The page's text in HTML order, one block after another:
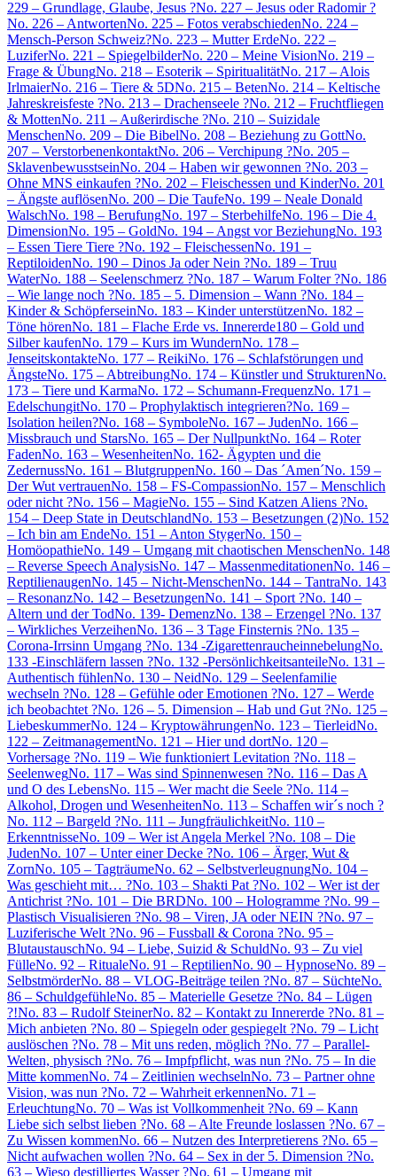
229 – Grundlage, Glaube, Jesus ?No. 227 – Jesus oder Radomir ?
No. 226 – AntwortenNo. 225 – Fotos verabschiedenNo. 224 –
Mensch-Person Schweiz?No. 223 – Mutter ErdeNo. 222 –
LuziferNo. 221 – SpiegelbilderNo. 220 – Meine VisionNo. 219 –
Frage & ÜbungNo. 218 – Esoterik – SpiritualitätNo. 217 – Alois
IrlmaierNo. 216 – Tiere & 5DNo. 215 – BetenNo. 214 – Keltische
Jahreskreisfeste ?No. 213 – Drachenseele ?No. 212 – Fruchtfliegen
& MottenNo. 211 – Außerirdische ?No. 210 – Suizidale
MenschenNo. 209 – Die BibelNo. 208 – Beziehung zu GottNo.
207 – VerstorbenenkontaktNo. 206 – Verchipung ?No. 205 –
SklavenbewusstseinNo. 204 – Haben wir gewonnen ?No. 203 –
Ohne MNS einkaufen ?No. 202 – Fleischessen und KinderNo. 201
– Ängste auflösenNo. 200 – Die TaufeNo. 199 – Neale Donald
WalschNo. 198 – BerufungNo. 197 – SterbehilfeNo. 196 – Die 4.
DimensionNo. 195 – GoldNo. 194 – Angst vor BeziehungNo. 193
– Essen Tiere Tiere ?No. 192 – FleischessenNo. 191 –
ReptiloidenNo. 190 – Dinos Ja oder Nein ?No. 189 – Truu
WaterNo. 188 – Seelenschmerz ?No. 187 – Warum Folter ?No. 186
– Wie lange noch ?No. 185 – 5. Dimension – Wann ?No. 184 –
Kinder & SchöpferseinNo. 183 – Kinder unterstützenNo. 182 –
Töne hörenNo. 181 – Flache Erde vs. Innererde180 – Gold und
Silber kaufenNo. 179 – Kurs im WundernNo. 178 –
JenseitskontakteNo. 177 – ReikiNo. 176 – Schlafstörungen und
ÄngsteNo. 175 – AbtreibungNo. 174 – Künstler und StrukturenNo.
173 – Tiere und KarmaNo. 172 – Schumann-FrequenzNo. 171 –
EdelschungitNo. 170 – Prophylaktisch integrieren?No. 169 –
Isolation heilen?No. 168 – SymboleNo. 167 – JudenNo. 166 –
Missbrauch und StarsNo. 165 – Der NullpunktNo. 164 – Roter
FadenNo. 163 – WesenheitenNo. 162- Ägypten und die
ZedernussNo. 161 – BlutgruppenNo. 160 – Das ´Amen´No. 159 –
Der Wut vertrauenNo. 158 – FS-CompassionNo. 157 – Menschlich
oder nicht ?No. 156 – MagieNo. 155 – Sind Katzen Aliens ?No.
154 – Deep State in DeutschlandNo. 153 – Besetzungen (2)No. 152
– Ich bin am EndeNo. 151 – Anton StygerNo. 150 –
HomöopathieNo. 149 – Umgang mit chaotischen MenschenNo. 148
– Reverse Speech AnalysisNo. 147 – MassenmeditationenNo. 146 –
ReptilienaugenNo. 145 – Nicht-MenschenNo. 144 – TantraNo. 143
– ResonanzNo. 142 – BesetzungenNo. 141 – Sport ?No. 140 –
Altern und der TodNo. 139- DemenzNo. 138 – Erzengel ?No. 137
– Wirkliches VerzeihenNo. 136 – 3 Tage Finsternis ?No. 135 –
Corona-Irrsinn Umgang ?No. 134 -ZigarettenraucheinnebelungNo.
133 -Einschläfern lassen ?No. 132 -PersönlichkeitsanteileNo. 131 –
Authentisch fühlenNo. 130 – NeidNo. 129 – Seelenfamilie
wechseln ?No. 128 – Gefühle oder Emotionen ?No. 127 – Werde
ich beobachtet ?No. 126 – 5. Dimension – Hab und Gut ?No. 125 –
LiebeskummerNo. 124 – KryptowährungenNo. 123 – TierleidNo.
122 – ZeitmanagementNo. 121 – Hier und dortNo. 120 –
Vorhersage ?No. 119 – Wie funktioniert Levitation ?No. 118 –
SeelenwegNo. 117 – Was sind Spinnenwesen ?No. 116 – Das A
und O des LebensNo. 115 – Wer macht die Seele ?No. 114 –
Alkohol, Drogen und WesenheitenNo. 113 – Schaffen wir´s noch ?
No. 112 – Bargeld ?No. 111 – JungfräulichkeitNo. 110 –
ErkenntnisseNo. 109 – Wer ist Angela Merkel ?No. 108 – Die
JudenNo. 107 – Unter einer Decke ?No. 106 – Ärger, Wut &
ZornNo. 105 – TagträumeNo. 62 – SelbstverleugnungNo. 104 –
Was geschieht mit… ?No. 103 – Shakti Pat ?No. 102 – Wer ist der
Antichrist ?No. 101 – Die BRDNo. 100 – Hologramme ?No. 99 –
Plastisch Visualisieren ?No. 98 – Viren, JA oder NEIN ?No. 97 –
Luziferische Welt ?No. 96 – Fussball & Corona ?No. 95 –
BlutaustauschNo. 94 – Liebe, Suizid & SchuldNo. 93 – Zu viel
FülleNo. 92 – RitualeNo. 91 – ReptilienNo. 90 – HypnoseNo. 89 –
SelbstmörderNo. 88 – VLOG-Beiträge teilen ?No. 87 – SüchteNo.
86 – SchuldgefühleNo. 85 – Materielle Gesetze ?No. 84 – Lügen
?!No. 83 – Rudolf SteinerNo. 82 – Kontakt zu Innererde ?No. 81 –
Mich anbieten ?No. 80 – Spiegeln oder gespiegelt ?No. 79 – Licht
auslöschen ?No. 78 – Mit uns reden, möglich ?No. 77 – Parallel-
Welten, physisch ?No. 76 – Impfpflicht, was nun ?No. 75 – In die
Mitte kommenNo. 74 – Zeitlinien wechselnNo. 73 – Partner ohne
Vision, was nun ?No. 72 – Wahrheit erkennenNo. 71 –
ErleuchtungNo. 70 – Was ist Vollkommenheit ?No. 69 – Kann
Liebe sich selbst lieben ?No. 68 – Alte Freunde loslassen ?No. 67 –
Zu Wissen kommenNo. 66 – Nutzen des Interpretierens ?No. 65 –
Nicht aufwachen wollen ?No. 64 – Sex in der 5. Dimension ?No.
63 – Wieso destilliertes Wasser ?No. 61 – Umgang mit